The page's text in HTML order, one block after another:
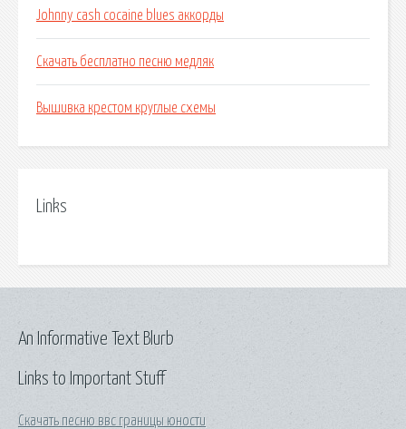
Johnny cash cocaine blues аккорды
Скачать бесплатно песню медляк
Вышивка крестом круглые схемы
Links
Links to Important Stuff
Скачать песню ввс границы юности
An Informative Text Blurb